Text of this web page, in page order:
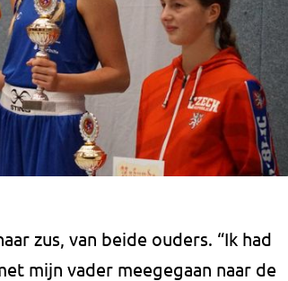
zus, van beide ouders. “Ik had
mijn vader meegegaan naar de